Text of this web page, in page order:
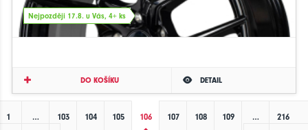
Nejpozději 17.8. u Vás, 4+ ks
DO KOŠÍKU DETAIL
1 … 103 104 105 106 107 108 109 … 216